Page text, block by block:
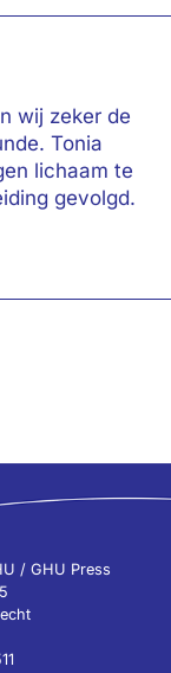
wij zeker de
Tonia
lichaam te
gevolgd.
/ GHU Press